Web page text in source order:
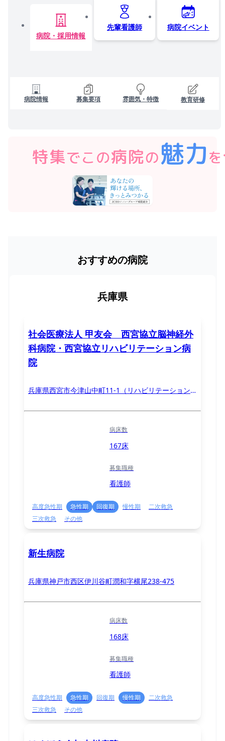
病院・採用情報
先輩看護師 病院イベント
病院情報 募集要項 雰囲気・特徴 教育研修
おすすめの病院
兵庫県
社会医療法人 甲友会 西宮協立脳神経外
科病院・西宮協立リハビリテーション病
院
兵庫県西宮市今津山中町11-1（リハビリテーション
病床数
167床
募集職種
看護師
高度急性期 急性期 回復期 慢性期
二次救急
三次救急
その他
新生病院
兵庫県神戸市西区伊川谷町潤和字横尾238-475
病床数
168床
募集職種
看護師
高度急性期 急性期 回復期 慢性期
二次救急
三次救急
その他